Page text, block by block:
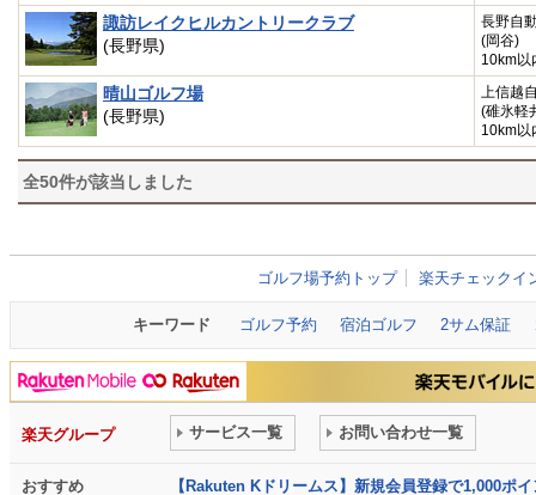
諏訪レイクヒルカントリークラブ
(長野県)
長野自
(岡谷)
10km以
晴山ゴルフ場
(長野県)
上信越
(碓氷軽
10km以
全50件が該当しました
ゴルフ場予約トップ 楽天チェックイ
キーワード ゴルフ予約 宿泊ゴルフ 2サム保証
楽天グループ サービス一覧 お問い合わせ一覧
おすすめ 【Rakuten Kドリームス】新規会員登録で1,000ポ